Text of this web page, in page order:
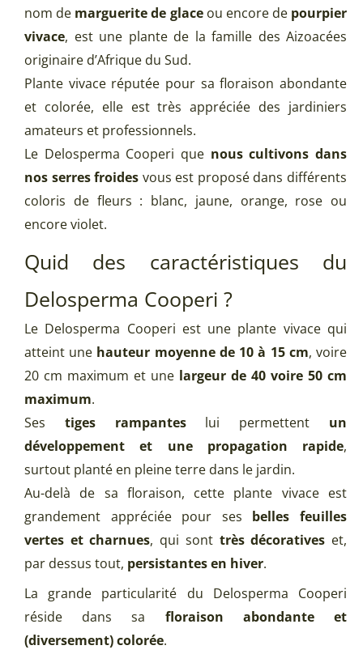
nom de marguerite de glaceou encore de pourpier
vivace, est une plante de la famille des Aizoacées
originaire d’Afrique du Sud.
Plante vivace réputée pour sa floraison abondante
et colorée, elle est très appréciée des jardiniers
amateurs et professionnels.
Le Delosperma Cooperi que nous cultivons dans
nos serres froides vous est proposé dans différents
coloris de fleurs : blanc, jaune, orange, rose ou
encore violet.
Quid des caractéristiques du
Delosperma Cooperi ?
Le Delosperma Cooperi est une plante vivace qui
atteint une hauteur moyenne de 10 à 15 cm, voire
20 cm maximum et une largeur de 40 voire 50 cm
maximum.
Ses tiges rampanteslui permettent un
développement et une propagation rapide,
surtout planté en pleine terre dans le jardin.
Au-delà de sa floraison, cette plante vivace est
grandement appréciée pour ses belles feuilles
vertes et charnues, qui sont très décoratives et,
par dessus tout, persistantes en hiver.
La grande particularité du Delosperma Cooperi
réside dans sa floraison abondante et
(diversement) colorée.